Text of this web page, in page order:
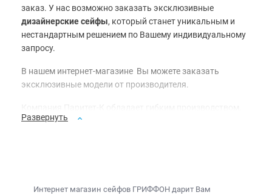
заказ. У нас возможно заказать эксклюзивные
дизайнерские сейфы, который станет уникальным и
нестандартным решением по Вашему индивидуальному
запросу.
В нашем интернет-магазине Вы можете заказать
эксклюзивные модели от производителя.
благодаря которому есть возможность разрабатывать
Необычные сейфы от Griffon
Развернуть
Интернет магазин сейфов ГРИФФОН дарит Вам